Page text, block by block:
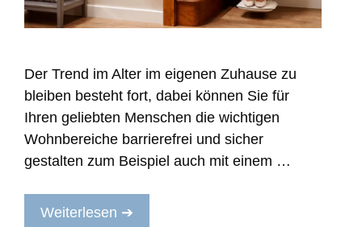
Der Trend im Alter im eigenen Zuhause zu
bleiben besteht fort, dabei können Sie für
Ihren geliebten Menschen die wichtigen
Wohnbereiche barrierefrei und sicher
gestalten zum Beispiel auch mit einem …
Weiterlesen ➔